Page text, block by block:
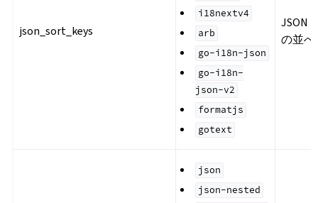
json_sort_keys
i18nextv4
arb
go-i18n-json
go-i18n-
json-v2
formatjs
gotext
JSON
の並
json
json-nested